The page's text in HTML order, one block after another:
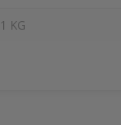
1 KG